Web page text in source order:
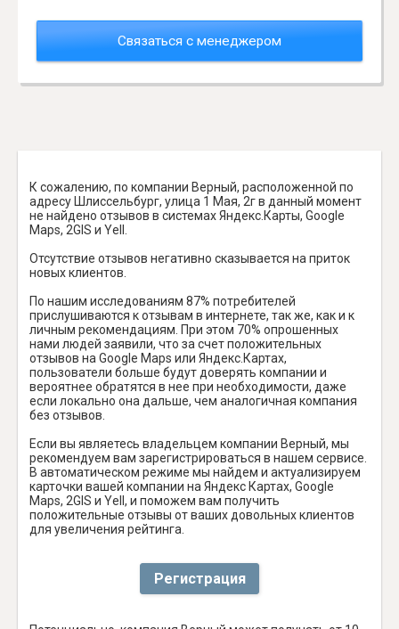
Связаться с менеджером
К сожалению, по компании Верный, расположенной по
адресу Шлиссельбург, улица 1 Мая, 2г в данный момент
не найдено отзывов в системах Яндекс.Карты, Google
Maps, 2GIS и Yell.
Отсутствие отзывов негативно сказывается на приток
новых клиентов.
По нашим исследованиям 87% потребителей
прислушиваются к отзывам в интернете, так же, как и к
личным рекомендациям. При этом 70% опрошенных
нами людей заявили, что за счет положительных
отзывов на Google Maps или Яндекс.Картах,
пользователи больше будут доверять компании и
вероятнее обратятся в нее при необходимости, даже
если локально она дальше, чем аналогичная компания
без отзывов.
Если вы являетесь владельцем компании Верный, мы
рекомендуем вам зарегистрироваться в нашем сервисе.
В автоматическом режиме мы найдем и актуализируем
карточки вашей компании на Яндекс Картах, Google
Maps, 2GIS и Yell, и поможем вам получить
положительные отзывы от ваших довольных клиентов
для увеличения рейтинга.
Регистрация